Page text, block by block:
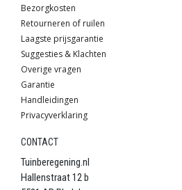
Bezorgkosten
Retourneren of ruilen
Laagste prijsgarantie
Suggesties & Klachten
Overige vragen
Garantie
Handleidingen
Privacyverklaring
CONTACT
Tuinberegening.nl
Hallenstraat 12 b